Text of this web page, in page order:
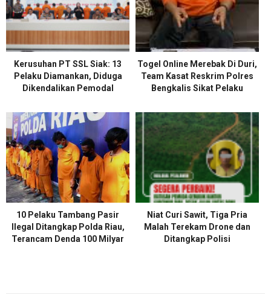
Kerusuhan PT SSL Siak: 13
Pelaku Diamankan, Diduga
Dikendalikan Pemodal
Togel Online Merebak Di Duri,
Team Kasat Reskrim Polres
Bengkalis Sikat Pelaku
10 Pelaku Tambang Pasir
Ilegal Ditangkap Polda Riau,
Terancam Denda 100 Milyar
Niat Curi Sawit, Tiga Pria
Malah Terekam Drone dan
Ditangkap Polisi